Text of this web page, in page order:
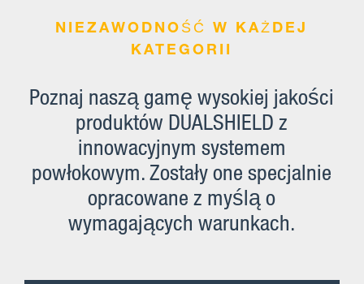
NIEZAWODNOŚĆ W KAŻDEJ
KATEGORII
Poznaj naszą gamę wysokiej jakości
produktów DUALSHIELD z
innowacyjnym systemem
powłokowym. Zostały one specjalnie
opracowane z myślą o
wymagających warunkach.